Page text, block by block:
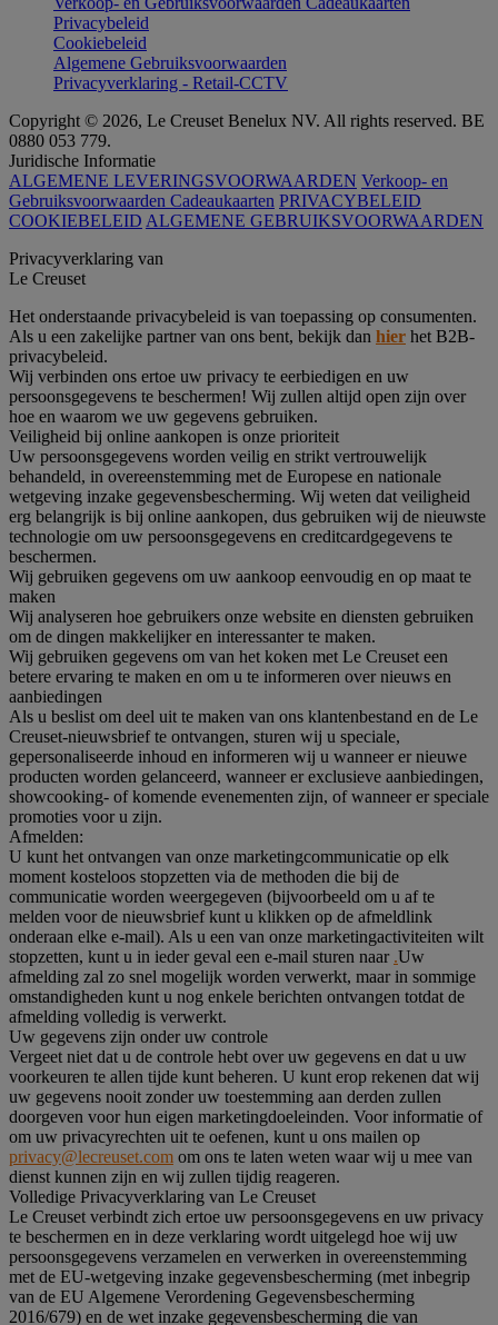
Privacybeleid
Cookiebeleid
Algemene Gebruiksvoorwaarden
Privacyverklaring - Retail-CCTV
Copyright © 2026, Le Creuset Benelux NV. All rights reserved. BE
0880 053 779.
Juridische Informatie
ALGEMENE LEVERINGSVOORWAARDEN Verkoop- en
Gebruiksvoorwaarden Cadeaukaarten PRIVACYBELEID
COOKIEBELEID ALGEMENE GEBRUIKSVOORWAARDEN
Privacyverklaring van
Le Creuset
Het onderstaande privacybeleid is van toepassing op consumenten.
Als u een zakelijke partner van ons bent, bekijk dan hier het B2B-
privacybeleid.
Wij verbinden ons ertoe uw privacy te eerbiedigen en uw
persoonsgegevens te beschermen! Wij zullen altijd open zijn over
hoe en waarom we uw gegevens gebruiken.
Veiligheid bij online aankopen is onze prioriteit
Uw persoonsgegevens worden veilig en strikt vertrouwelijk
behandeld, in overeenstemming met de Europese en nationale
wetgeving inzake gegevensbescherming. Wij weten dat veiligheid
erg belangrijk is bij online aankopen, dus gebruiken wij de nieuwste
technologie om uw persoonsgegevens en creditcardgegevens te
beschermen.
Wij gebruiken gegevens om uw aankoop eenvoudig en op maat te
maken
Wij analyseren hoe gebruikers onze website en diensten gebruiken
om de dingen makkelijker en interessanter te maken.
Wij gebruiken gegevens om van het koken met Le Creuset een
betere ervaring te maken en om u te informeren over nieuws en
aanbiedingen
Als u beslist om deel uit te maken van ons klantenbestand en de Le
Creuset-nieuwsbrief te ontvangen, sturen wij u speciale,
gepersonaliseerde inhoud en informeren wij u wanneer er nieuwe
producten worden gelanceerd, wanneer er exclusieve aanbiedingen,
showcooking- of komende evenementen zijn, of wanneer er speciale
promoties voor u zijn.
Afmelden:
U kunt het ontvangen van onze marketingcommunicatie op elk
moment kosteloos stopzetten via de methoden die bij de
communicatie worden weergegeven (bijvoorbeeld om u af te
melden voor de nieuwsbrief kunt u klikken op de afmeldlink
onderaan elke e-mail). Als u een van onze marketingactiviteiten wilt
stopzetten, kunt u in ieder geval een e-mail sturen naar .Uw
afmelding zal zo snel mogelijk worden verwerkt, maar in sommige
omstandigheden kunt u nog enkele berichten ontvangen totdat de
afmelding volledig is verwerkt.
Uw gegevens zijn onder uw controle
Vergeet niet dat u de controle hebt over uw gegevens en dat u uw
voorkeuren te allen tijde kunt beheren. U kunt erop rekenen dat wij
uw gegevens nooit zonder uw toestemming aan derden zullen
doorgeven voor hun eigen marketingdoeleinden. Voor informatie of
om uw privacyrechten uit te oefenen, kunt u ons mailen op
privacy@lecreuset.com om ons te laten weten waar wij u mee van
dienst kunnen zijn en wij zullen tijdig reageren.
Volledige Privacyverklaring van Le Creuset
Le Creuset verbindt zich ertoe uw persoonsgegevens en uw privacy
te beschermen en in deze verklaring wordt uitgelegd hoe wij uw
persoonsgegevens verzamelen en verwerken in overeenstemming
met de EU-wetgeving inzake gegevensbescherming (met inbegrip
van de EU Algemene Verordening Gegevensbescherming
2016/679) en de wet inzake gegevensbescherming die van